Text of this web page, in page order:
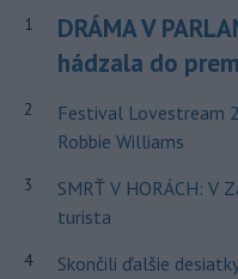
1
DRÁMA V
hádzala do
2
Festival Lovestream
Robbie Williams
3
SMRŤ V HORÁCH: V
turista
4
Skončili ďalšie